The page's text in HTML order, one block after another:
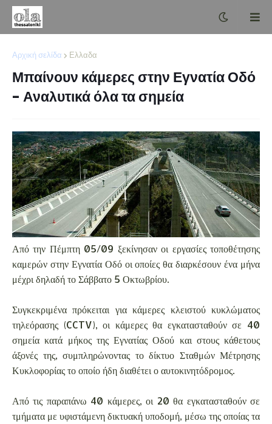
Αρχική σελίδα Ελλαδα
Μπαίνουν κάμερες στην Εγνατία Οδό
- Αναλυτικά όλα τα σημεία
Από την Πέμπτη 05/09 ξεκίνησαν οι εργασίες τοποθέτησης
καμερών στην Εγνατία Οδό οι οποίες θα διαρκέσουν ένα μήνα
μέχρι δηλαδή το Σάββατο 5 Οκτωβρίου.
Συγκεκριμένα πρόκειται για κάμερες κλειστού κυκλώματος
τηλεόρασης (CCTV), οι κάμερες θα εγκατασταθούν σε 40
σημεία κατά μήκος της Εγνατίας Οδού και στους κάθετους
άξονές της, συμπληρώνοντας το δίκτυο Σταθμών Μέτρησης
Κυκλοφορίας το οποίο ήδη διαθέτει ο αυτοκινητόδρομος.
Από τις παραπάνω 40 κάμερες, οι 20 θα εγκατασταθούν σε
τμήματα με υφιστάμενη δικτυακή υποδομή, μέσω της οποίας τα